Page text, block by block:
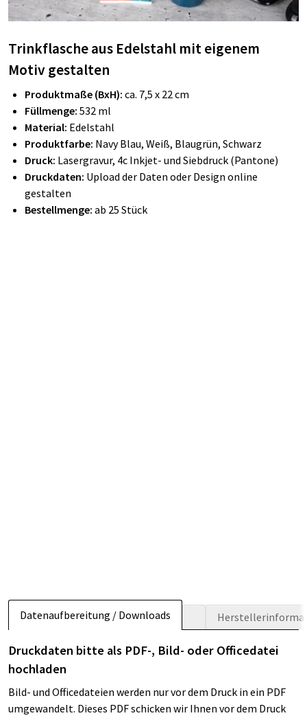
Trinkflasche aus Edelstahl mit eigenem
Motiv gestalten
Produktmaße (BxH): ca. 7,5 x 22 cm
Füllmenge: 532 ml
Material: Edelstahl
Produktfarbe: Navy Blau, Weiß, Blaugrün, Schwarz
Druck: Lasergravur, 4c Inkjet- und Siebdruck (Pantone)
Druckdaten: Upload der Daten oder Design online
gestalten
Bestellmenge: ab 25 Stück
Datenaufbereitung / Downloads
Druckdaten bitte als PDF-, Bild- oder Officedatei
hochladen
Bild- und Officedateien werden nur vor dem Druck in ein PDF
umgewandelt. Dieses PDF schicken wir Ihnen vor dem Druck